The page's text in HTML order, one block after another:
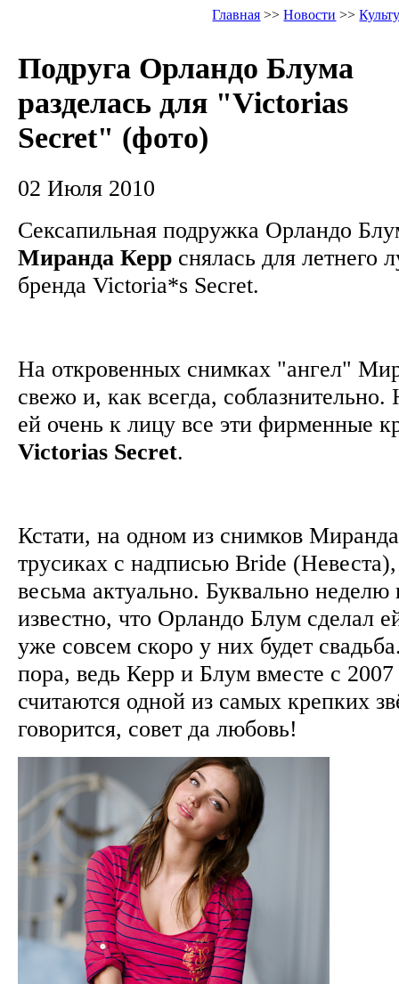
Главная >>Новости >>
Подруга Орландо Блума
разделась для "Victorias
Secret" (фото)
02 Июля 2010
Сексапильная подружка Орландо
Миранда Керр снялась для летнего
бренда Victoria*s Secret.
На откровенных снимках "ангел"
свежо и, как всегда,
ей очень к лицу все эти фирменные
Victorias Secret.
Кстати, на одном из снимков
трусиках с надписью Bride (Невеста),
весьма актуально. Буквально неделю
известно, что Орландо Блум сделал
уже совсем скоро у них будет
пора, ведь Керр и Блум вместе с 2007
считаются одной из самых крепких
говорится, совет да любовь!